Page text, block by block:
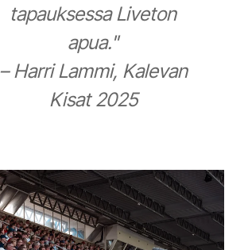
tapauksessa Liveton
apua."
– Harri Lammi, Kalevan
Kisat 2025